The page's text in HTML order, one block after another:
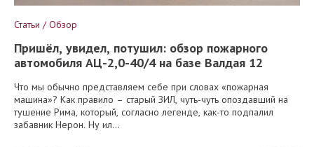
Статьи / Обзор
Пришёл, увидел, потушил: обзор пожарного
автомобиля АЦ-2,0-40/4 на базе Валдая 12
Что мы обычно представляем себе при словах «пожарная
машина»? Как правило – старый ЗИЛ, чуть-чуть опоздавший на
тушение Рима, который, согласно легенде, как-то подпалил
забавник Нерон. Ну ил...